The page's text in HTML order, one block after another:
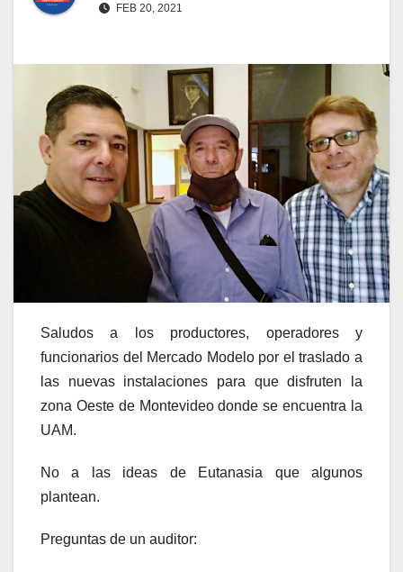
FEB 20, 2021
Saludos a los productores, operadores y
funcionarios del Mercado Modelo por el traslado a
las nuevas instalaciones para que disfruten la
zona Oeste de Montevideo donde se encuentra la
UAM.
No a las ideas de Eutanasia que algunos
plantean.
Preguntas de un auditor: